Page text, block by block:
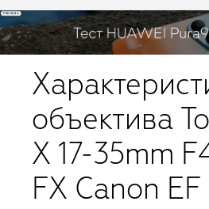
объектива
X 17-35mm
FX Canon EF